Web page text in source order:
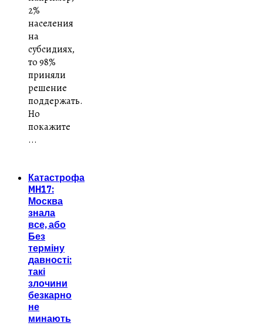
2%
населения
на
субсидиях,
то 98%
приняли
решение
поддержать.
Но
покажите
...
Катастрофа
MH17:
Москва
знала
все, або
Без
терміну
давності:
такі
злочини
безкарно
не
минають